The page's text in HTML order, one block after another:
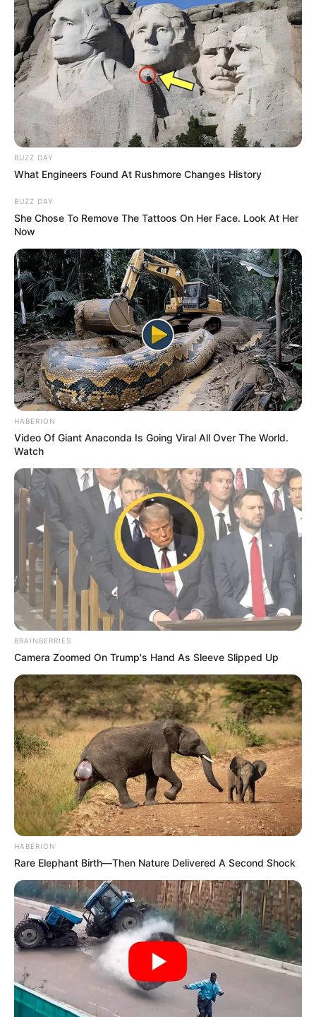
Les partants en lice pour la victoire au
1 LOVE IS GOLD
3 OLYMPIC MESSAGE
4 ANCTOT
5 MY FANCY
6 I’M A BELIEVER
7 MR CASSIOPE
8 MORPHEWAN
9 KHOCHENKO
10 BELAFONTE
11 SHANNKIYR
12 GRAND BALCON
14 COSMO BEAU
16 NOSDARGENT
Arrivée Quinté PMU du PRIX DE LA
PLACE VENDOME
8 – 2 – 15 – 9 – 13
Meilleur pronostic Quinté du Jour
Républicain-Lorrain : 5 – 8 – 2 – 15 – 4 – 3 – 13 – 14
100% Quinté le Direct Course de
CanalTurf
Analyse et Pronostic détaillés du Tiercé Quarté
Quinté par Stéphane Davy de CanalTurf.
Voir leurs dernières vidéos.
BUZZ DAY
What Engineers Found At Rushmore Changes History
BUZZ DAY
She Chose To Remove The Tattoos On Her Face. Look At Her
Now
HABERION
Video Of Giant Anaconda Is Going Viral All Over The World.
Watch
BRAINBERRIES
Camera Zoomed On Trump's Hand As Sleeve Slipped Up
HABERION
Rare Elephant Birth—Then Nature Delivered A Second Shock